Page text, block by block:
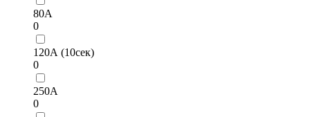
80А
0
120А (10сек)
0
250А
0